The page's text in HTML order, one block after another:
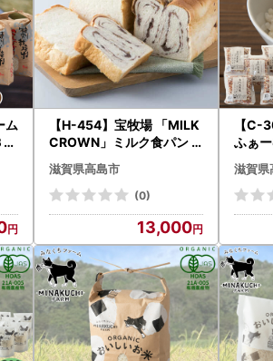
目安よりもお時間を頂戴することがあります
きませんので、予めご了承の上お申し込み
ム
【H-454】宝牧場 「MILK
CROWN」ミルク食パン
バタートップ＆あん食パン
セット ［高島屋選定品］
滋賀県高島市
(0)
13,000
【C-
ふぁ
五色
高島屋
滋賀県